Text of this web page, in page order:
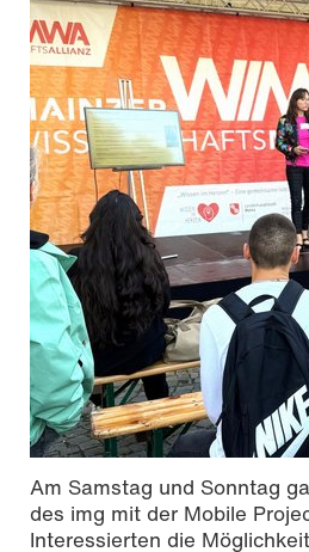
Am Samstag und Sonntag
des img mit der Mobile
Interessierten die